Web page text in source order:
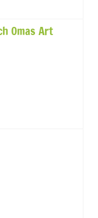
Omas Art